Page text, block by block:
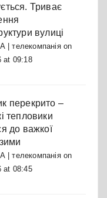
Триває
вулиці
| телекомпаніяon
at 09:18
перекрито –
тепловики
до важкої
| телекомпаніяon
at 08:45